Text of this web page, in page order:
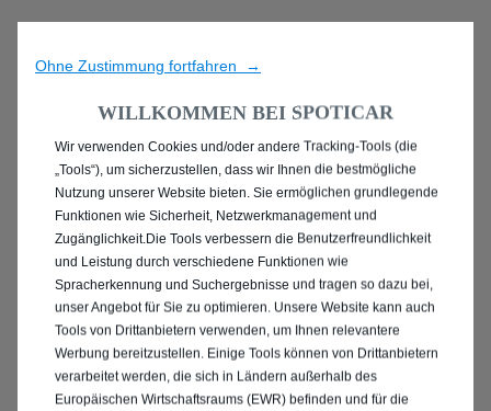
ENTDECKEN SIE ALLE
MIT DIESEL ANTRIEB IN
WORMS
Ohne Zustimmung fortfahren →
WILLKOMMEN BEI SPOTICAR
Wir verwenden Cookies und/oder andere Tracking-Tools (die
„Tools“), um sicherzustellen, dass wir Ihnen die bestmögliche
Nutzung unserer Website bieten. Sie ermöglichen grundlegende
Funktionen wie Sicherheit, Netzwerkmanagement und
Zugänglichkeit.Die Tools verbessern die Benutzerfreundlichkeit
und Leistung durch verschiedene Funktionen wie
Spracherkennung und Suchergebnisse und tragen so dazu bei,
unser Angebot für Sie zu optimieren. Unsere Website kann auch
Tools von Drittanbietern verwenden, um Ihnen relevantere
Werbung bereitzustellen. Einige Tools können von Drittanbietern
verarbeitet werden, die sich in Ländern außerhalb des
Europäischen Wirtschaftsraums (EWR) befinden und für die